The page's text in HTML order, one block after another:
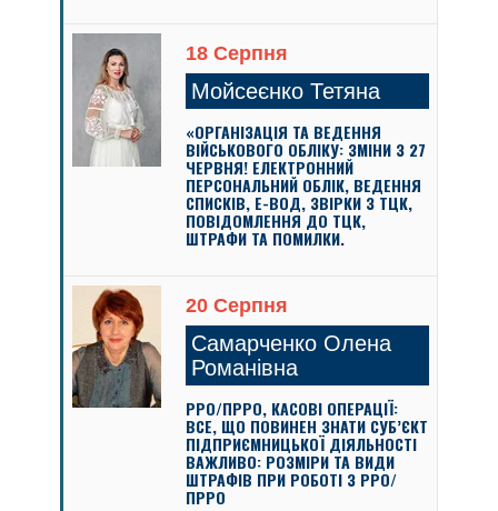
18 Серпня
Мойсеєнко Тетяна
«ОРГАНІЗАЦІЯ ТА ВЕДЕННЯ
ВІЙСЬКОВОГО ОБЛІКУ: ЗМІНИ З 27
ЧЕРВНЯ! ЕЛЕКТРОННИЙ
ПЕРСОНАЛЬНИЙ ОБЛІК, ВЕДЕННЯ
СПИСКІВ, Е-ВОД, ЗВІРКИ З ТЦК,
ПОВІДОМЛЕННЯ ДО ТЦК,
ШТРАФИ ТА ПОМИЛКИ.
20 Серпня
Самарченко Олена
Романівна
РРО/ПРРО, КАСОВІ ОПЕРАЦІЇ:
ВСЕ, ЩО ПОВИНЕН ЗНАТИ СУБ’ЄКТ
ПІДПРИЄМНИЦЬКОЇ ДІЯЛЬНОСТІ
ВАЖЛИВО: РОЗМІРИ ТА ВИДИ
ШТРАФІВ ПРИ РОБОТІ З РРО/
ПРРО